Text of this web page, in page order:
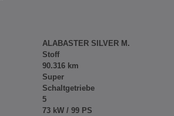
ALABASTER SILVER M.
Stoff
90.316 km
Super
Schaltgetriebe
5
73 kW / 99 PS